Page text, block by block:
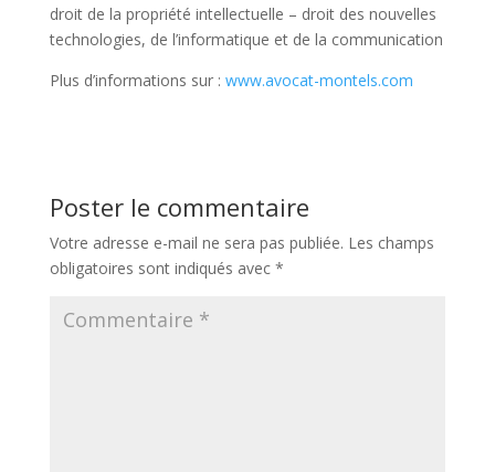
droit de la propriété intellectuelle – droit des nouvelles
technologies, de l’informatique et de la communication
Plus d’informations sur : www.avocat-montels.com
Poster le commentaire
Votre adresse e-mail ne sera pas publiée. Les champs
obligatoires sont indiqués avec *